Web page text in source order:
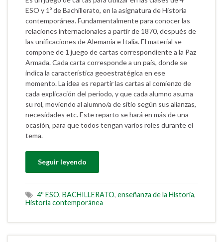
ESO y 1º de Bachillerato, en la asignatura de Historia
contemporánea. Fundamentalmente para conocer las
relaciones internacionales a partir de 1870, después de
las unificaciones de Alemania e Italia. El material se
compone de 1 juego de cartas correspondiente a la Paz
Armada. Cada carta corresponde a un país, donde se
indica la característica geoestratégica en ese
momento. La idea es repartir las cartas al comienzo de
cada explicación del periodo, y que cada alumno asuma
su rol, moviendo al alumno/a de sitio según sus alianzas,
necesidades etc. Este reparto se hará en más de una
ocasión, para que todos tengan varios roles durante el
tema.
Seguir leyendo
4º ESO, BACHILLERATO, enseñanza de la Historia,
Historia contemporánea